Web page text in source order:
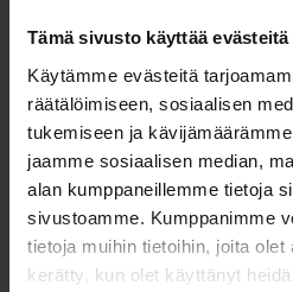
Tämä sivusto käyttää evästeitä
Käytämme evästeitä
räätälöimiseen, sosiaalisen
tukemiseen ja
jaamme sosiaalisen median,
alan kumppaneillemme tietoja
sivustoamme. Kumppanimme
tietoja muihin tietoihin, joita olet
kerätty, kun olet käyttänyt
yritykset palvelevat
hankkeiden suunnittelussa ja
sekä tekevät tarjouksen,
koneen vuosihuollot.